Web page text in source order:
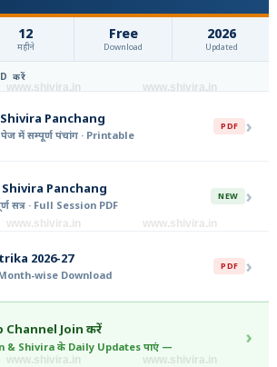
12
महीने
Free
Download
2026
Updated
करें
Panchang
पेज में सम्पूर्ण पंचांग · Printable
PDF ›
Panchang
सत्र · Full Session PDF
NEW ›
2026-27
Month-wise Download
PDF ›
Channel Join करें
& Shivira के Daily Updates पाएं — ›
www.shivira.in
www.shivira.in
www.shivira.in
www.shivira.in
www.shivira.in
www.shivira.in